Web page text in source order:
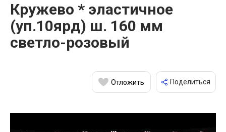
Кружево * эластичное
(уп.10ярд) ш. 160 мм
светло-розовый
Отложить Поделиться